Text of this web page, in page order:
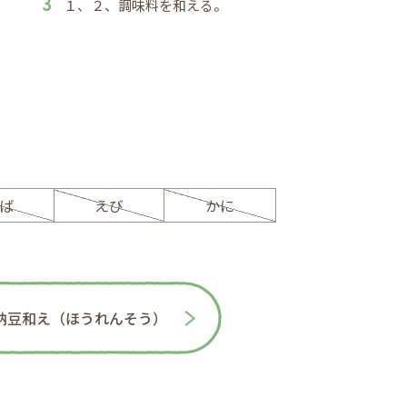
１、２、調味料を和える。
えび かに
豆和え（ほうれんそう）